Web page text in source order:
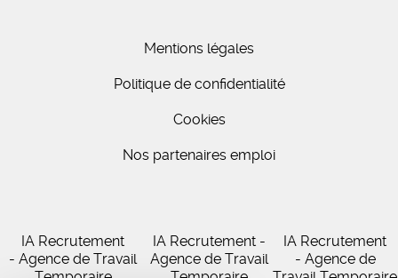
Mentions légales
Politique de confidentialité
Cookies
Nos partenaires emploi
IA Recrutement
- Agence de Travail
IA Recrutement -
Agence de Travail
IA Recrutement
- Agence de